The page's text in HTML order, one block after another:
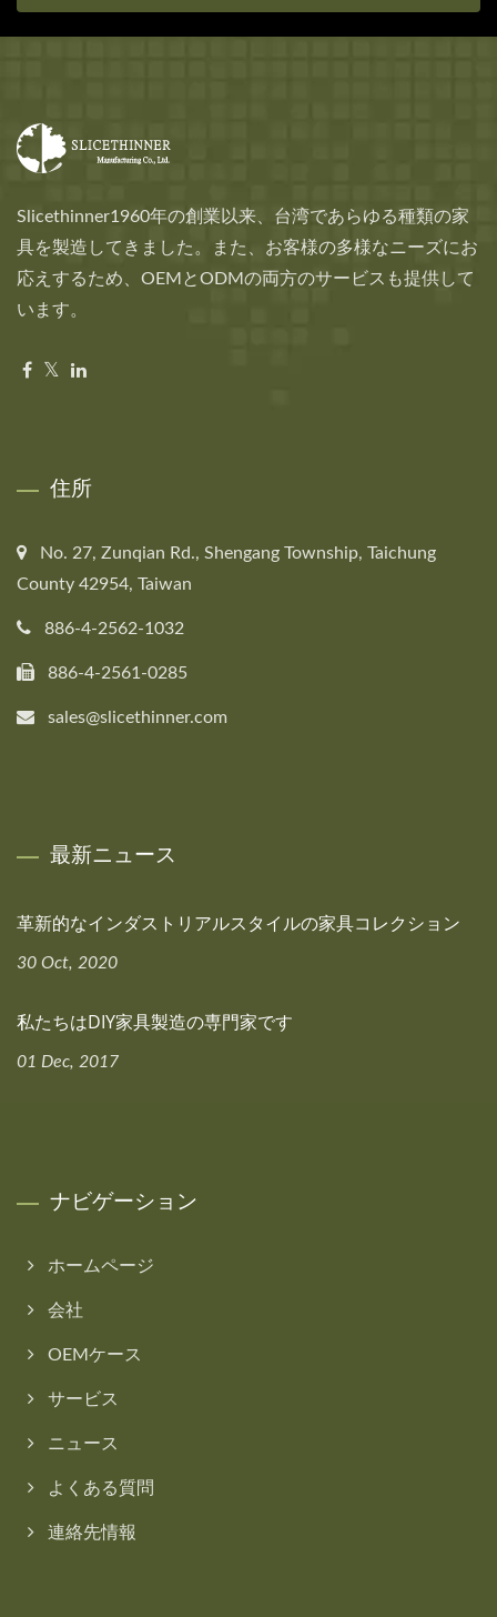
Slicethinner1960年の創業以来、台湾であらゆる種類の家
具を製造してきました。また、お客様の多様なニーズにお
応えするため、OEMとODMの両方のサービスも提供して
います。
住所
No. 27, Zunqian Rd., Shengang Township, Taichung
County 42954, Taiwan
886-4-2562-1032
886-4-2561-0285
sales@slicethinner.com
最新ニュース
革新的なインダストリアルスタイルの家具コレクション
30 Oct, 2020
私たちはDIY家具製造の専門家です
01 Dec, 2017
ナビゲーション
ホームページ
会社
OEMケース
サービス
ニュース
よくある質問
連絡先情報